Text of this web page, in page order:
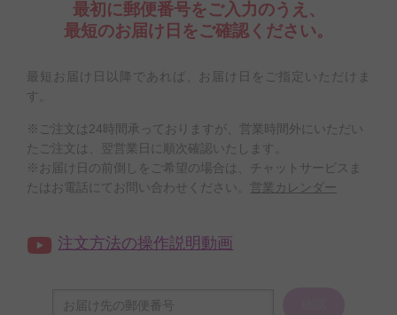
最初に郵便番号をご入力のうえ、
最短のお届け日をご確認ください。
最短お届け日以降であれば、お届け日をご指定いただけま
す。
※ご注文は24時間承っておりますが、営業時間外にいただい
たご注文は、翌営業日に順次確認いたします。
※お届け日の前倒しをご希望の場合は、チャットサービスま
たはお電話にてお問い合わせください。
営業カレンダー
注文方法の操作説明動画